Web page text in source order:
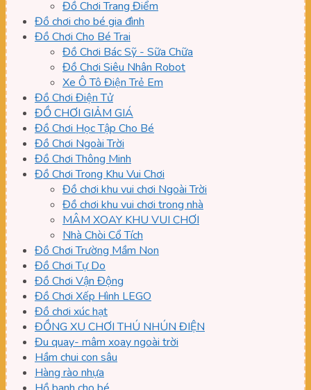
Đồ Chơi Trang Điểm
Đồ chơi cho bé gia đình
Đồ Chơi Cho Bé Trai
Đồ Chơi Bác Sỹ - Sữa Chữa
Đồ Chơi Siêu Nhân Robot
Xe Ô Tô Điện Trẻ Em
Đồ Chơi Điện Tử
ĐỒ CHƠI GIẢM GIÁ
Đồ Chơi Học Tập Cho Bé
Đồ Chơi Ngoài Trời
Đồ Chơi Thông Minh
Đồ Chơi Trong Khu Vui Chơi
Đồ chơi khu vui chơi Ngoài Trời
Đồ chơi khu vui chơi trong nhà
MÂM XOAY KHU VUI CHƠI
Nhà Chòi Cổ Tích
Đồ Chơi Trường Mầm Non
Đồ Chơi Tự Do
Đồ Chơi Vận Động
Đồ Chơi Xếp Hình LEGO
Đồ chơi xúc hạt
ĐỒNG XU CHƠI THÚ NHÚN ĐIỆN
Đu quay- mâm xoay ngoài trời
Hầm chui con sâu
Hàng rào nhựa